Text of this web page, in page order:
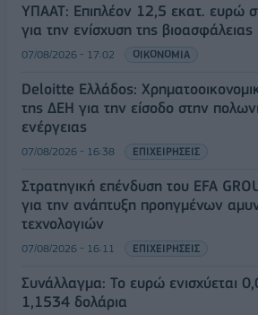
ΥΠΑΑΤ: Επιπλέον 12,5 εκατ. ευρώ
για την ενίσχυση της βιοασφάλειας
07/08/2026 - 17:02 ΟΙΚΟΝΟΜΙΑ
Deloitte Ελλάδος:
της ΔΕΗ για την είσοδο στην
ενέργειας
07/08/2026 - 16:38 ΕΠΙΧΕΙΡΗΣΕΙΣ
Στρατηγική επένδυση του EFA
για την ανάπτυξη προηγμένων
τεχνολογιών
07/08/2026 - 16:11 ΕΠΙΧΕΙΡΗΣΕΙΣ
Συνάλλαγμα: Το ευρώ ενισχύεται
1,1534 δολάρια